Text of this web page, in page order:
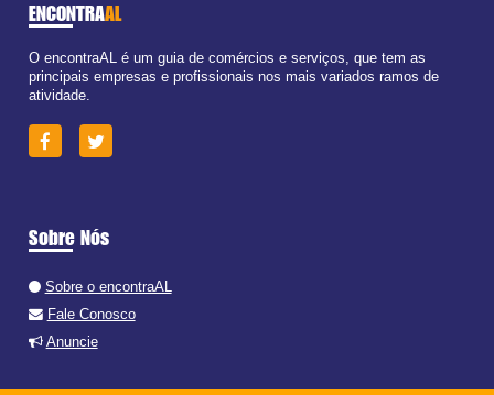
ENCONTRAAL
O encontraAL é um guia de comércios e serviços, que tem as
principais empresas e profissionais nos mais variados ramos de
atividade.
Sobre Nós
Sobre o encontraAL
Fale Conosco
Anuncie